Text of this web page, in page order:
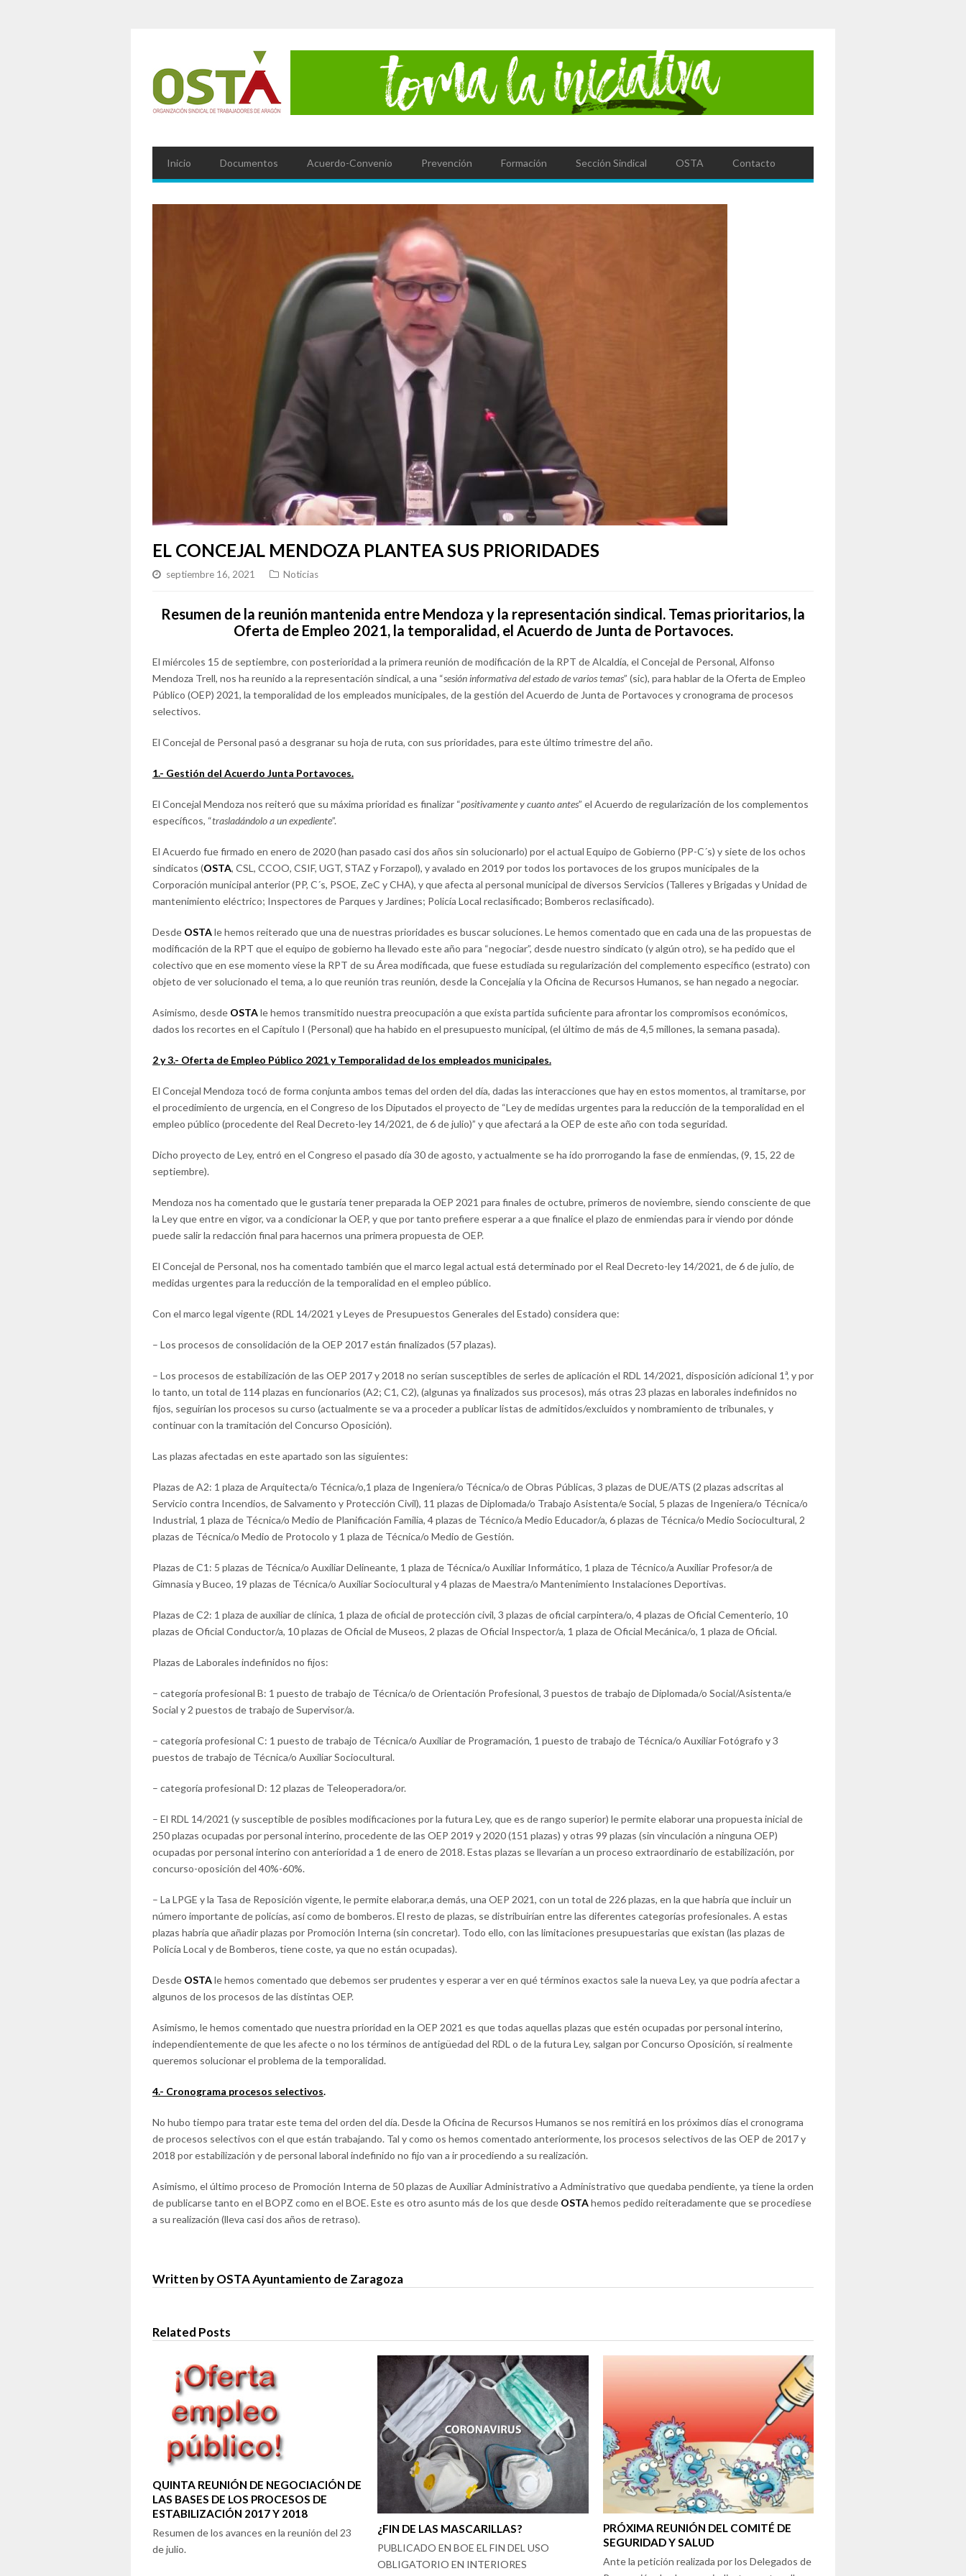
Inicio Documentos Acuerdo-Convenio Prevención Formación Sección Sindical OSTA Contacto
EL CONCEJAL MENDOZA PLANTEA SUS PRIORIDADES
septiembre 16, 2021 Noticias
Resumen de la reunión mantenida entre Mendoza y la representación sindical. Temas prioritarios, la
Oferta de Empleo 2021, la temporalidad, el Acuerdo de Junta de Portavoces.
El miércoles 15 de septiembre, con posterioridad a la primera reunión de modificación de la RPT de Alcaldía, el Concejal de Personal, Alfonso
Mendoza Trell, nos ha reunido a la representación sindical, a una “sesión informativa del estado de varios temas” (sic), para hablar de la Oferta de Empleo
Público (OEP) 2021, la temporalidad de los empleados municipales, de la gestión del Acuerdo de Junta de Portavoces y cronograma de procesos
selectivos.
El Concejal de Personal pasó a desgranar su hoja de ruta, con sus prioridades, para este último trimestre del año.
1.- Gestión del Acuerdo Junta Portavoces.
El Concejal Mendoza nos reiteró que su máxima prioridad es finalizar “positivamente y cuanto antes” el Acuerdo de regularización de los complementos
específicos, “trasladándolo a un expediente”.
El Acuerdo fue firmado en enero de 2020 (han pasado casi dos años sin solucionarlo) por el actual Equipo de Gobierno (PP-C´s) y siete de los ochos
sindicatos (OSTA, CSL, CCOO, CSIF, UGT, STAZ y Forzapol), y avalado en 2019 por todos los portavoces de los grupos municipales de la
Corporación municipal anterior (PP, C´s, PSOE, ZeC y CHA), y que afecta al personal municipal de diversos Servicios (Talleres y Brigadas y Unidad de
mantenimiento eléctrico; Inspectores de Parques y Jardines; Policía Local reclasificado; Bomberos reclasificado).
Desde OSTAle hemos reiterado que una de nuestras prioridades es buscar soluciones. Le hemos comentado que en cada una de las propuestas de
modificación de la RPT que el equipo de gobierno ha llevado este año para “negociar”, desde nuestro sindicato (y algún otro), se ha pedido que el
colectivo que en ese momento viese la RPT de su Área modificada, que fuese estudiada su regularización del complemento específico (estrato) con
objeto de ver solucionado el tema, a lo que reunión tras reunión, desde la Concejalía y la Oficina de Recursos Humanos, se han negado a negociar.
Asimismo, desde OSTAle hemos transmitido nuestra preocupación a que exista partida suficiente para afrontar los compromisos económicos,
dados los recortes en el Capítulo I (Personal) que ha habido en el presupuesto municipal, (el último de más de 4,5 millones, la semana pasada).
2 y 3.- Oferta de Empleo Público 2021 y Temporalidad de los empleados municipales.
El Concejal Mendoza tocó de forma conjunta ambos temas del orden del día, dadas las interacciones que hay en estos momentos, al tramitarse, por
el procedimiento de urgencia, en el Congreso de los Diputados el proyecto de “Ley de medidas urgentes para la reducción de la temporalidad en el
empleo público (procedente del Real Decreto-ley 14/2021, de 6 de julio)” y que afectará a la OEP de este año con toda seguridad.
Dicho proyecto de Ley, entró en el Congreso el pasado día 30 de agosto, y actualmente se ha ido prorrogando la fase de enmiendas, (9, 15, 22 de
septiembre).
Mendoza nos ha comentado que le gustaría tener preparada la OEP 2021 para finales de octubre, primeros de noviembre, siendo consciente de que
la Ley que entre en vigor, va a condicionar la OEP, y que por tanto prefiere esperar a a que finalice el plazo de enmiendas para ir viendo por dónde
puede salir la redacción final para hacernos una primera propuesta de OEP.
El Concejal de Personal, nos ha comentado también que el marco legal actual está determinado por el Real Decreto-ley 14/2021, de 6 de julio, de
medidas urgentes para la reducción de la temporalidad en el empleo público.
Con el marco legal vigente (RDL 14/2021 y Leyes de Presupuestos Generales del Estado) considera que:
– Los procesos de consolidación de la OEP 2017 están finalizados (57 plazas).
– Los procesos de estabilización de las OEP 2017 y 2018 no serían susceptibles de serles de aplicación el RDL 14/2021, disposición adicional 1ª, y por
lo tanto, un total de 114 plazas en funcionarios (A2; C1, C2), (algunas ya finalizados sus procesos), más otras 23 plazas en laborales indefinidos no
fijos, seguirían los procesos su curso (actualmente se va a proceder a publicar listas de admitidos/excluidos y nombramiento de tribunales, y
continuar con la tramitación del Concurso Oposición).
Las plazas afectadas en este apartado son las siguientes:
Plazas de A2: 1 plaza de Arquitecta/o Técnica/o,1 plaza de Ingeniera/o Técnica/o de Obras Públicas, 3 plazas de DUE/ATS (2 plazas adscritas al
Servicio contra Incendios, de Salvamento y Protección Civil), 11 plazas de Diplomada/o Trabajo Asistenta/e Social, 5 plazas de Ingeniera/o Técnica/o
Industrial, 1 plaza de Técnica/o Medio de Planificación Familia, 4 plazas de Técnico/a Medio Educador/a, 6 plazas de Técnica/o Medio Sociocultural, 2
plazas de Técnica/o Medio de Protocolo y 1 plaza de Técnica/o Medio de Gestión.
Plazas de C1: 5 plazas de Técnica/o Auxiliar Delineante, 1 plaza de Técnica/o Auxiliar Informático, 1 plaza de Técnico/a Auxiliar Profesor/a de
Gimnasia y Buceo, 19 plazas de Técnica/o Auxiliar Sociocultural y 4 plazas de Maestra/o Mantenimiento Instalaciones Deportivas.
Plazas de C2: 1 plaza de auxiliar de clínica, 1 plaza de oficial de protección civil, 3 plazas de oficial carpintera/o, 4 plazas de Oficial Cementerio, 10
plazas de Oficial Conductor/a, 10 plazas de Oficial de Museos, 2 plazas de Oficial Inspector/a, 1 plaza de Oficial Mecánica/o, 1 plaza de Oficial.
Plazas de Laborales indefinidos no fijos:
– categoría profesional B: 1 puesto de trabajo de Técnica/o de Orientación Profesional, 3 puestos de trabajo de Diplomada/o Social/Asistenta/e
Social y 2 puestos de trabajo de Supervisor/a.
– categoría profesional C: 1 puesto de trabajo de Técnica/o Auxiliar de Programación, 1 puesto de trabajo de Técnica/o Auxiliar Fotógrafo y 3
puestos de trabajo de Técnica/o Auxiliar Sociocultural.
– categoría profesional D: 12 plazas de Teleoperadora/or.
– El RDL 14/2021 (y susceptible de posibles modificaciones por la futura Ley, que es de rango superior) le permite elaborar una propuesta inicial de
250 plazas ocupadas por personal interino, procedente de las OEP 2019 y 2020 (151 plazas) y otras 99 plazas (sin vinculación a ninguna OEP)
ocupadas por personal interino con anterioridad a 1 de enero de 2018. Estas plazas se llevarían a un proceso extraordinario de estabilización, por
concurso-oposición del 40%-60%.
– La LPGE y la Tasa de Reposición vigente, le permite elaborar,a demás, una OEP 2021, con un total de 226 plazas, en la que habría que incluir un
número importante de policías, así como de bomberos. El resto de plazas, se distribuirían entre las diferentes categorías profesionales. A estas
plazas habría que añadir plazas por Promoción Interna (sin concretar). Todo ello, con las limitaciones presupuestarias que existan (las plazas de
Policía Local y de Bomberos, tiene coste, ya que no están ocupadas).
Desde OSTAle hemos comentado que debemos ser prudentes y esperar a ver en qué términos exactos sale la nueva Ley, ya que podría afectar a
algunos de los procesos de las distintas OEP.
Asimismo, le hemos comentado que nuestra prioridad en la OEP 2021 es que todas aquellas plazas que estén ocupadas por personal interino,
independientemente de que les afecte o no los términos de antigüedad del RDL o de la futura Ley, salgan por Concurso Oposición, si realmente
queremos solucionar el problema de la temporalidad.
4.- Cronograma procesos selectivos.
No hubo tiempo para tratar este tema del orden del día. Desde la Oficina de Recursos Humanos se nos remitirá en los próximos días el cronograma
de procesos selectivos con el que están trabajando. Tal y como os hemos comentado anteriormente, los procesos selectivos de las OEP de 2017 y
2018 por estabilización y de personal laboral indefinido no fijo van a ir procediendo a su realización.
Asimismo, el último proceso de Promoción Interna de 50 plazas de Auxiliar Administrativo a Administrativo que quedaba pendiente, ya tiene la orden
de publicarse tanto en el BOPZ como en el BOE. Este es otro asunto más de los que desde OSTAhemos pedido reiteradamente que se procediese
a su realización (lleva casi dos años de retraso).
Written by OSTA Ayuntamiento de Zaragoza
Related Posts
QUINTA REUNIÓN DE NEGOCIACIÓN DE
LAS BASES DE LOS PROCESOS DE
ESTABILIZACIÓN 2017 Y 2018
Resumen de los avances en la reunión del 23
de julio.
¿FIN DE LAS MASCARILLAS?
PUBLICADO EN BOE EL FIN DEL USO
OBLIGATORIO EN INTERIORES
PRÓXIMA REUNIÓN DEL COMITÉ DE
SEGURIDAD Y SALUD
Ante la petición realizada por los Delegados de